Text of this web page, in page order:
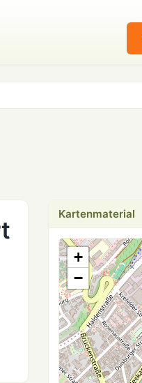
Kartenmaterial
+
−